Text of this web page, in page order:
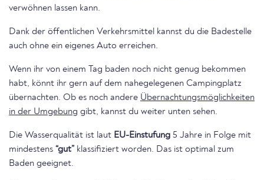
verwöhnen lassen kann.
Dank der öffentlichen Verkehrsmittel kannst du die Badestelle
auch ohne ein eigenes Auto erreichen.
Wenn ihr von einem Tag baden noch nicht genug bekommen
habt, könnt ihr gern auf dem nahegelegenen Campingplatz
übernachten. Ob es noch andere Übernachtungsmöglichkeiten
in der Umgebung gibt, kannst du weiter unten sehen.
Die Wasserqualität ist laut EU-Einstufung 5 Jahre in Folge mit
mindestens “gut” klassifiziert worden. Das ist optimal zum
Baden geeignet.